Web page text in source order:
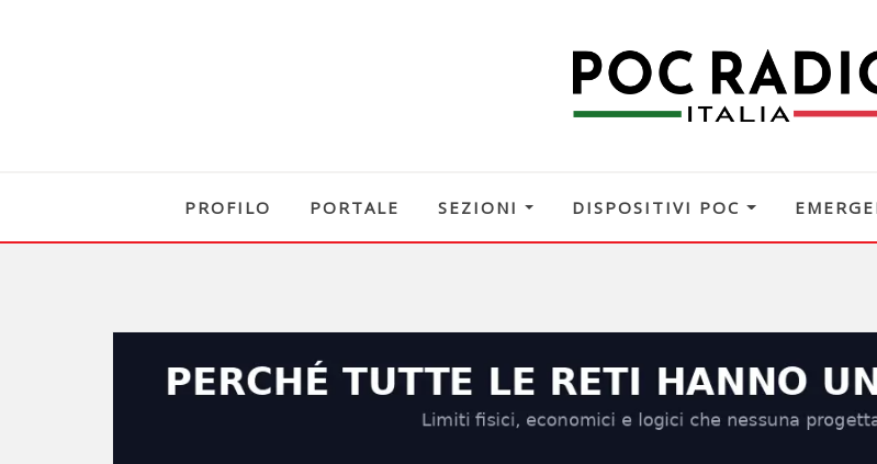
PROFILO PORTALE SEZIONI DISPOSITIVI POC